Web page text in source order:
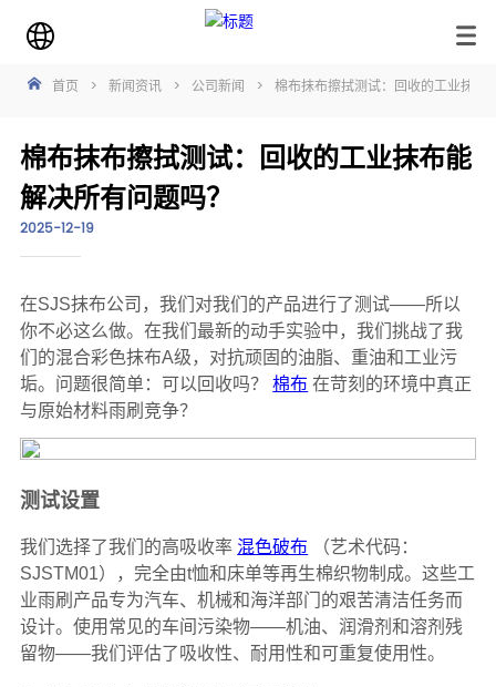
首页 > 新闻资讯 > 公司新闻 > 棉布抹布擦拭测试：回收的工业抹布
棉布抹布擦拭测试：回收的工业抹布能
解决所有问题吗？
2025-12-19